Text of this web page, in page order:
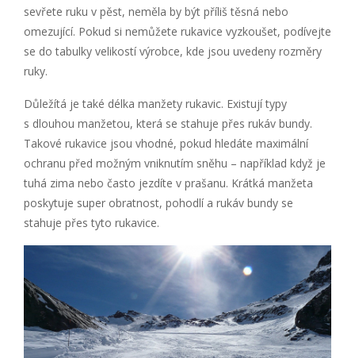
sevřete ruku v pěst, neměla by být příliš těsná nebo
omezující. Pokud si nemůžete rukavice vyzkoušet, podívejte
se do tabulky velikostí výrobce, kde jsou uvedeny rozměry
ruky.
Důležítá je také délka manžety rukavic. Existují typy
s dlouhou manžetou, která se stahuje přes rukáv bundy.
Takové rukavice jsou vhodné, pokud hledáte maximální
ochranu před možným vniknutím sněhu – například když je
tuhá zima nebo často jezdíte v prašanu. Krátká manžeta
poskytuje super obratnost, pohodlí a rukáv bundy se
stahuje přes tyto rukavice.